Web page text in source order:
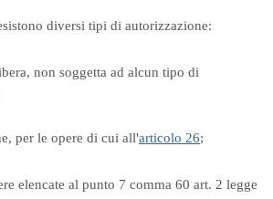
diversi tipi di autorizzazione:
non soggetta ad alcun tipo di
per le opere di cui all'articolo 26;
elencate al punto 7 comma 60 art. 2 legge